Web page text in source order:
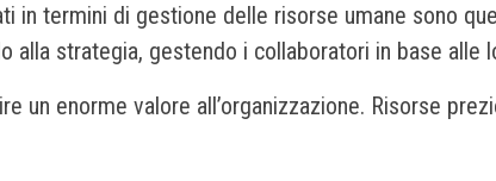
termini di gestione delle risorse umane sono
strategia, gestendo i collaboratori in base alle
enorme valore all’organizzazione. Risorse